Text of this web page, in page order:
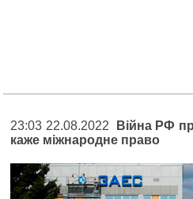
23:03 22.08.2022
Війна РФ
каже міжнародне право